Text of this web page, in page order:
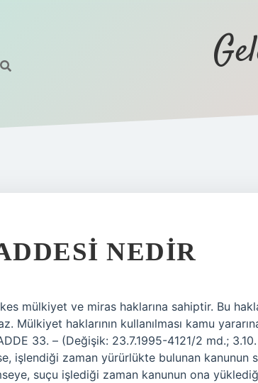
NEDIR
mülkiyet ve miras haklarına sahiptir. Bu
Mülkiyet haklarının kullanılması kamu
33. – (Değişik: 23.7.1995-4121/2 md.; 3.10.
işlendiği zaman yürürlükte bulunan kanunun
suçu işlediği zaman kanunun ona